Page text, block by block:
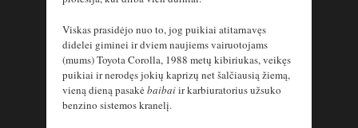
Viskas prasidėjo nuo to, jog puikiai atitarnavęs
didelei giminei ir dviem naujiems vairuotojams
(mums) Toyota Corolla, 1988 metų kibiriukas, veikęs
puikiai ir nerodęs jokių kaprizų net šalčiausią žiemą,
vieną dieną pasakėbaibaiir karbiuratorius užsuko
benzino sistemos kranelį.